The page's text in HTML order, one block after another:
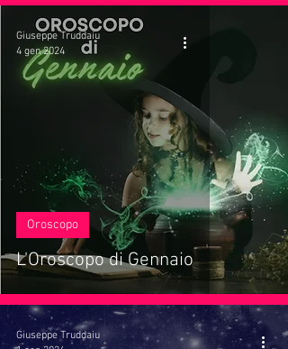
L'Oroscopo di Gennaio
Oroscopo
Giuseppe Truddaiu
4 gen 2024
Giuseppe Truddaiu